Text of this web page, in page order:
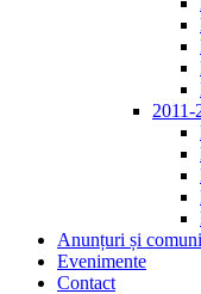
2011-
Anunțuri și
Evenimente
Contact